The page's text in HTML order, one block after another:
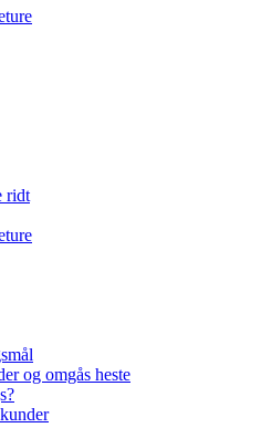
ridt
og omgås heste